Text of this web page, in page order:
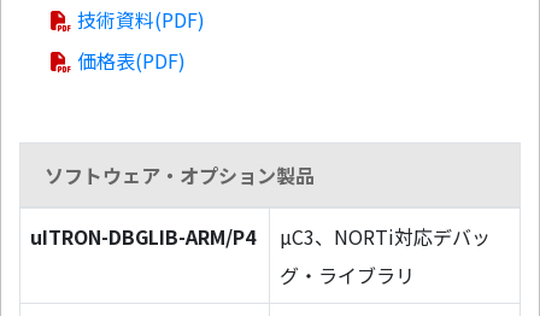
技術資料(PDF)
価格表(PDF)
ソフトウェア・オプション製品
uITRON-DBGLIB-ARM/P4
µC3、NORTi対応デバッ
グ・ライブラリ